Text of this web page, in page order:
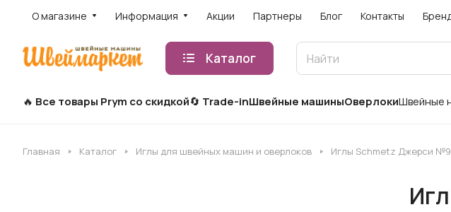
О магазине Информация Акции Партнеры Блог Контакты
Каталог
Все товары Prym со скидкой Trade-inШвейные машиныОверлокиШвейные
Главная Каталог Иглы для швейных машин и оверлоков Иглы Schmetz Джерси